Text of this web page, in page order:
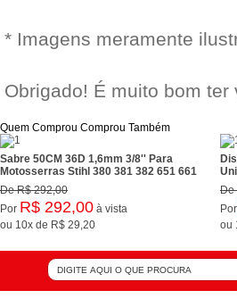
* Imagens meramente
Obrigado! É muito bom
Quem Comprou Comprou Também
Sabre 50CM 36D 1,6mm 3/8'' Para
Motosserras Stihl 380 381 382 651 661
DeR$ 292,00
Por R$ 292,00 à vista
ou 10x de R$ 29,20
De
Por
ou